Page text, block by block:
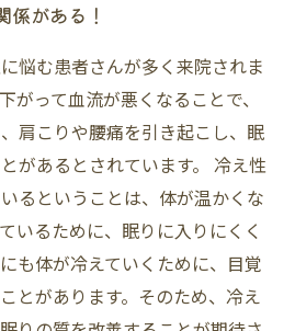
係がある！
悩む患者さんが多く来院されま
がって血流が悪くなることで、
肩こりや腰痛を引き起こし、眠
があるとされています。 冷え性
るということは、体が温かくな
いるために、眠りに入りにくく
も体が冷えていくために、目覚
とがあります。そのため、冷え